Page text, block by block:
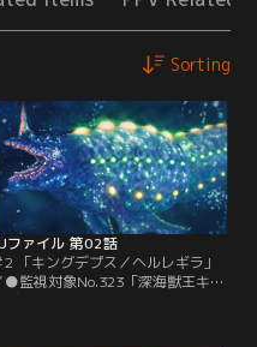
Sorting
ファイル 第02話
2 「キングデプス／ヘルレギラ」
●監視対象No.323「深海獣王キン
グデプス」について、ギレルモ・マ